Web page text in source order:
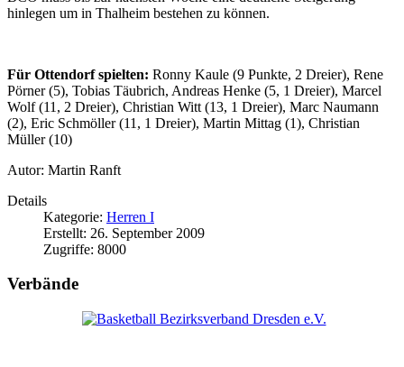
hinlegen um in Thalheim bestehen zu können.
Für Ottendorf spielten: Ronny Kaule (9 Punkte, 2 Dreier), Rene
Pörner (5), Tobias Täubrich, Andreas Henke (5, 1 Dreier), Marcel
Wolf (11, 2 Dreier), Christian Witt (13, 1 Dreier), Marc Naumann
(2), Eric Schmöller (11, 1 Dreier), Martin Mittag (1), Christian
Müller (10)
Autor: Martin Ranft
Details
Kategorie: Herren I
Erstellt: 26. September 2009
Zugriffe: 8000
Verbände